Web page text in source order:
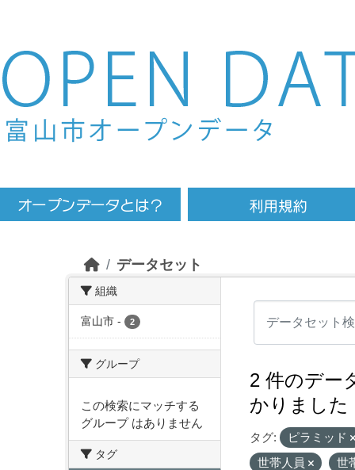
Skip to main content
データセット
組織
富山市 - 2
グループ
この検索にマッチする
グループ はありません
タグ
2 件のデー
かりました
タグ:
ピラミッド
世帯人員
世